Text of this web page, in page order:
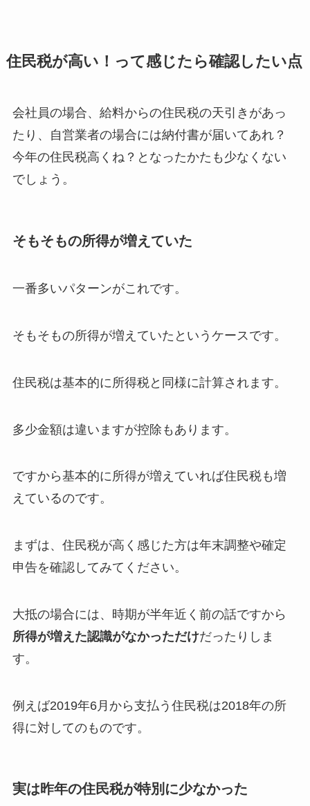
住民税が高い！って感じたら確認したい点
会社員の場合、給料からの住民税の天引きがあっ
たり、自営業者の場合には納付書が届いてあれ？
今年の住民税高くね？となったかたも少なくない
でしょう。
そもそもの所得が増えていた
一番多いパターンがこれです。
そもそもの所得が増えていたというケースです。
住民税は基本的に所得税と同様に計算されます。
多少金額は違いますが控除もあります。
ですから基本的に所得が増えていれば住民税も増
えているのです。
まずは、住民税が高く感じた方は年末調整や確定
申告を確認してみてください。
大抵の場合には、時期が半年近く前の話ですから
所得が増えた認識がなかっただけだったりしま
す。
例えば2019年6月から支払う住民税は2018年の所
得に対してのものです。
実は昨年の住民税が特別に少なかった